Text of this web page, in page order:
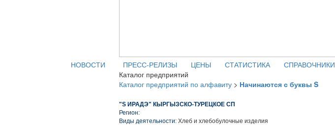
НОВОСТИ ПРЕСС-РЕЛИЗЫ ЦЕНЫ СТАТИСТИКА СПРАВОЧНИКИ
Каталог предприятий
Каталог предприятий по алфавиту > Начинаются с буквы S
"S ИРАДЭ" КЫРГЫЗСКО-ТУРЕЦКОЕ СП
Регион:
Виды деятельности: Хлеб и хлебобулочные изделия